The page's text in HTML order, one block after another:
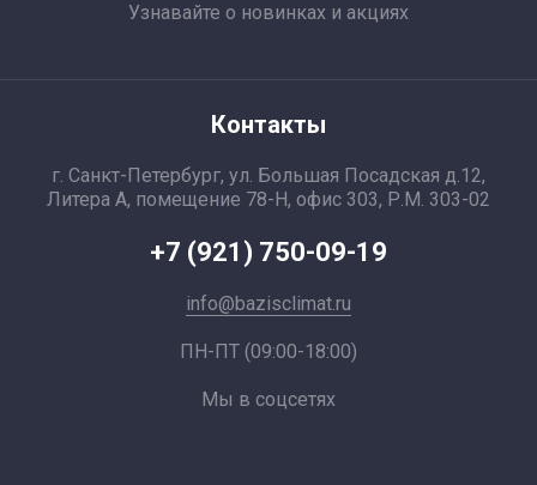
Узнавайте о новинках и акциях
Контакты
г. Санкт-Петербург, ул. Большая Посадская д.12,
Литера А, помещение 78-Н, офис 303, Р.М. 303-02
+7 (921) 750-09-19
info@bazisclimat.ru
ПН-ПТ (09:00-18:00)
Мы в соцсетях